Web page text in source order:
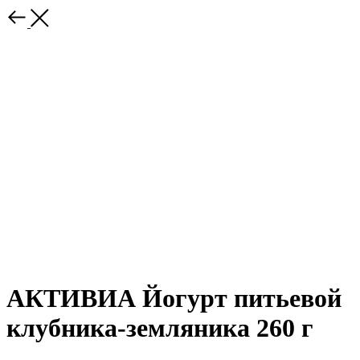
АКТИВИА Йогурт питьевой
клубника-земляника 260 г